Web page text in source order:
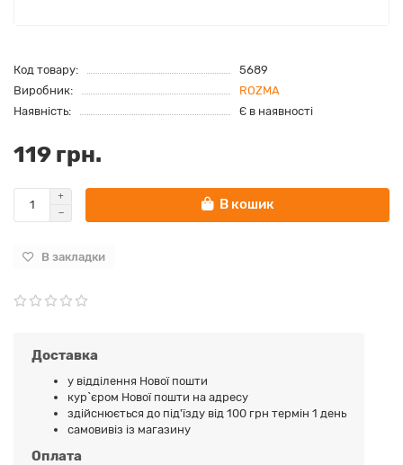
Код товару:
5689
Виробник:
ROZMA
Наявність:
Є в наявності
119 грн.
В кошик
В закладки
Доставка
у відділення Нової пошти
кур`єром Нової пошти на адресу
здійснюється до під'їзду від 100 грн термін 1 день
самовивіз із магазину
Оплата